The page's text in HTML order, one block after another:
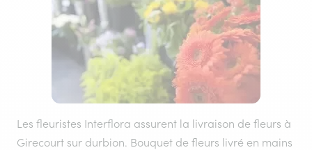
Les fleuristes Interflora assurent la livraison de fleurs à
Girecourt sur durbion. Bouquet de fleurs livré en mains